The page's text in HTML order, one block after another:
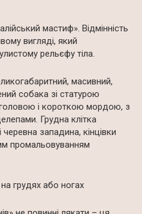
мастиф». Відмінність
вигляді, який
рельєфу тіла.
масивний,
собака зі статурою
і короткою мордою, з
Грудна клітка
западина, кінцівки
промальовуванням
грудях або ногах